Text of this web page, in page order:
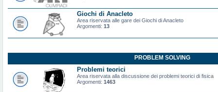
Giochi di Anacleto
Area riservata alle gare dei Giochi di Anacleto
Argomenti: 13
PROBLEM SOLVING
Problemi teorici
Area riservata alla discussione dei problemi teorici di fisica
Argomenti: 1463